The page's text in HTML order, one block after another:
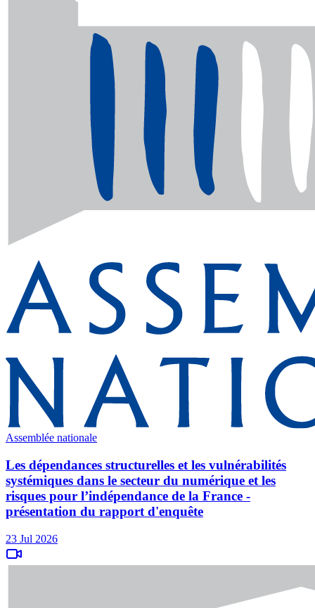
Assemblée nationale
Les dépendances structurelles et les vulnérabilités
systémiques dans le secteur du numérique et les
risques pour l’indépendance de la France -
présentation du rapport d'enquête
23 Jul 2026